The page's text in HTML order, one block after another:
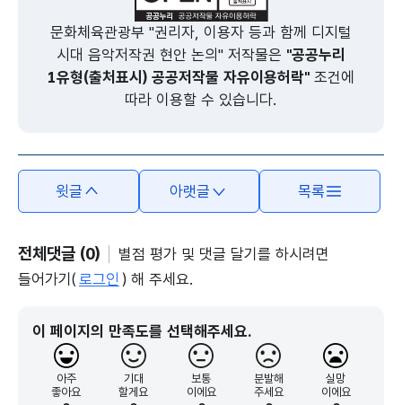
문화체육관광부 "권리자, 이용자 등과 함께 디지털
시대 음악저작권 현안 논의" 저작물은 "공공누리
1유형(출처표시) 공공저작물 자유이용허락" 조건에
따라 이용할 수 있습니다.
윗글 아랫글 목록
전체댓글 (0)
별점 평가 및 댓글 달기를 하시려면
들어가기( 로그인 ) 해 주세요.
이 페이지의 만족도를 선택해주세요.
아주
좋아요
기대
할게요
보통
이에요
분발해
주세요
실망
이에요